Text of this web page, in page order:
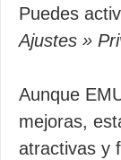
Puedes
Ajustes »
Aunque
mejoras,
atractivas y